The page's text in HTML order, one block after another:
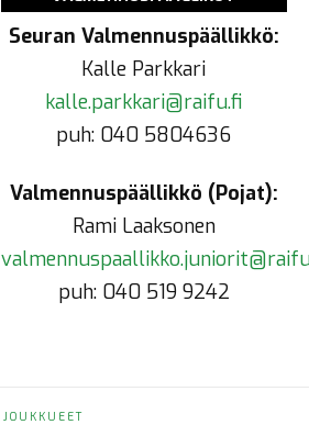
Seuran Valmennuspäällikkö:
Kalle Parkkari
kalle.parkkari@raifu.fi
puh: 040 5804636
Valmennuspäällikkö (Pojat):
Rami Laaksonen
puh: 040 519 9242
JOUKKUEET